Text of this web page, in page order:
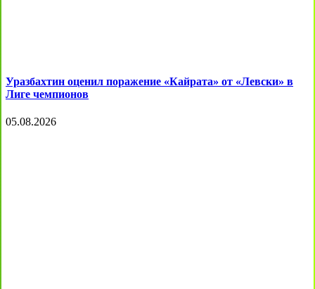
Уразбахтин оценил поражение «Кайрата» от «Левски» в
Лиге чемпионов
05.08.2026